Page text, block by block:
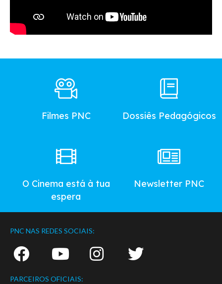
Filmes PNC Dossiês Pedagógicos
O Cinema está à tua
espera
Newsletter PNC
PNC NAS REDES SOCIAIS:
PARCEIROS OFICIAIS: